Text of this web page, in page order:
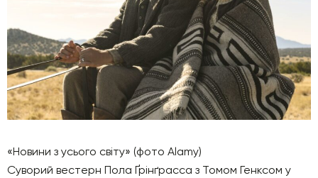
«Новини з усього світу» (фото Alamy)
Суворий вестерн Пола Ґрінґрасса з Томом Генксом у